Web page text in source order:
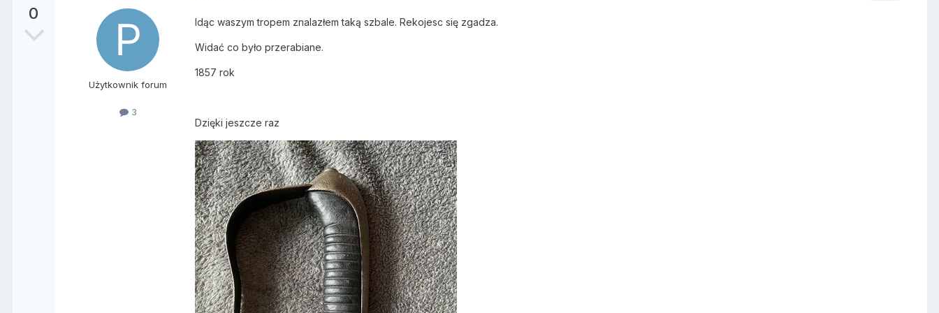
0
Użytkownik forum
3
Idąc waszym tropem znalazłem taką szbale. Rekojesc się zgadza.
Widać co było przerabiane.
1857 rok
Dzięki jeszcze raz